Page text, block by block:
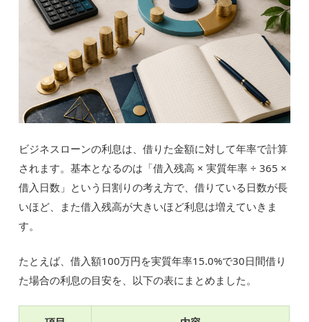
ビジネスローンの利息は、借りた金額に対して年率で計算
されます。基本となるのは「借入残高 × 実質年率 ÷ 365 ×
借入日数」という日割りの考え方で、借りている日数が長
いほど、また借入残高が大きいほど利息は増えていきま
す。
たとえば、借入額100万円を実質年率15.0%で30日間借り
た場合の利息の目安を、以下の表にまとめました。